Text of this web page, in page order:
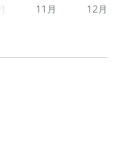
11 12